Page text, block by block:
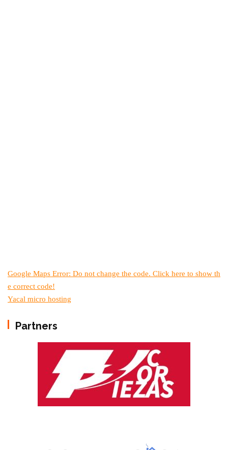
Google Maps Error: Do not change the code. Click here to show th
e correct code!
Yacal micro hosting
Partners